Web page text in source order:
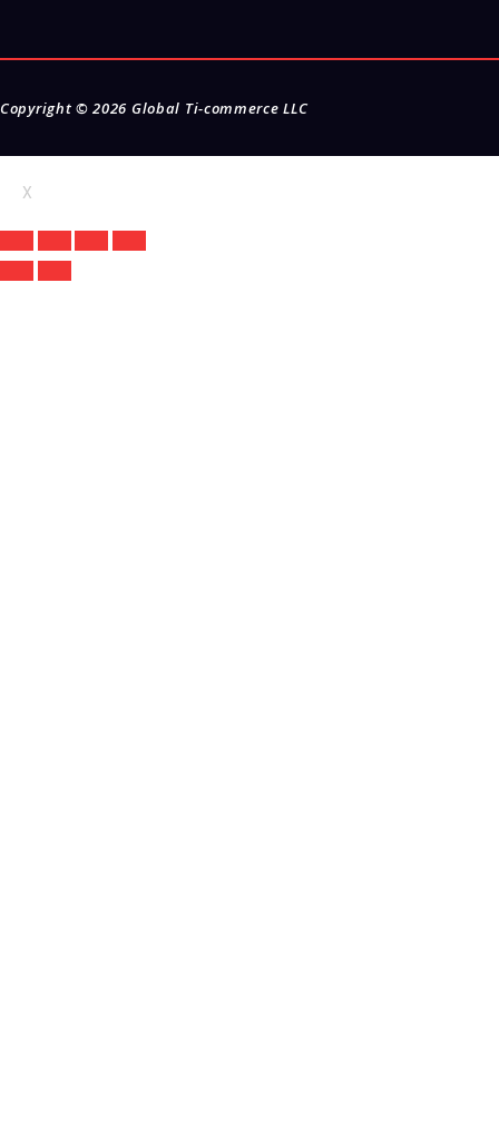
Copyright © 2026 Global Ti-commerce LLC
X